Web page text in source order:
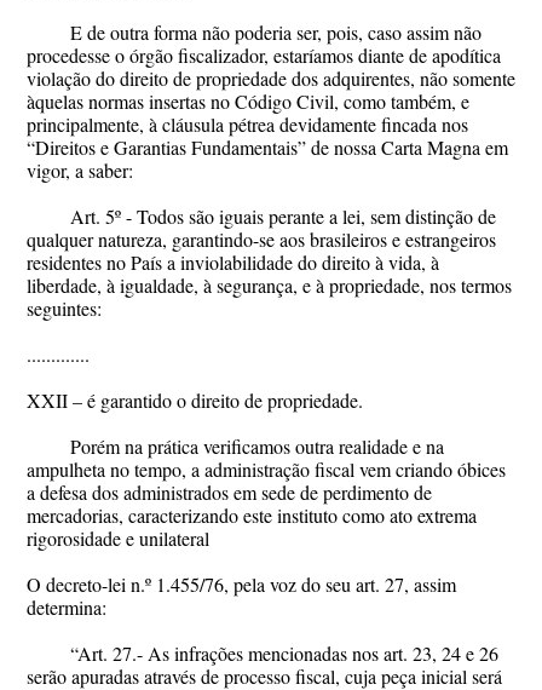
E de outra forma não poderia ser, pois, caso assim não
procedesse o órgão fiscalizador, estaríamos diante de apodítica
violação do direito de propriedade dos adquirentes, não somente
àquelas normas insertas no Código Civil, como também, e
principalmente, à cláusula pétrea devidamente fincada nos
“Direitos e Garantias Fundamentais” de nossa Carta Magna em
vigor, a saber:
Art. 5º - Todos são iguais perante a lei, sem distinção de
qualquer natureza, garantindo-se aos brasileiros e estrangeiros
residentes no País a inviolabilidade do direito à vida, à
liberdade, à igualdade, à segurança, e à propriedade, nos termos
seguintes:
.............
XXII – é garantido o direito de propriedade.
Porém na prática verificamos outra realidade e na
ampulheta no tempo, a administração fiscal vem criando óbices
a defesa dos administrados em sede de perdimento de
mercadorias, caracterizando este instituto como ato extrema
rigorosidade e unilateral
O decreto-lei n.º 1.455/76, pela voz do seu art. 27, assim
determina:
“Art. 27.- As infrações mencionadas nos art. 23, 24 e 26
serão apuradas através de processo fiscal, cuja peça inicial será